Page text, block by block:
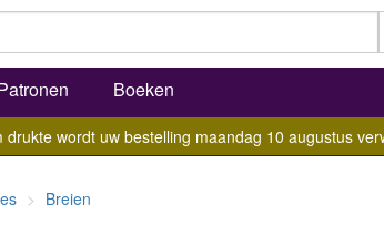
Boeken
drukte wordt uw bestelling maandag 10 augustus
Breien